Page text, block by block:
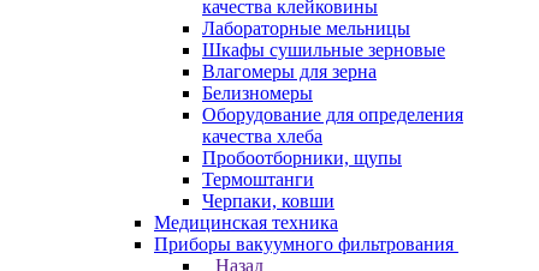
качества клейковины
Лабораторные мельницы
Шкафы сушильные зерновые
Влагомеры для зерна
Белизномеры
Оборудование для определения
качества хлеба
Пробоотборники, щупы
Термоштанги
Черпаки, ковши
Медицинская техника
Приборы вакуумного фильтрования
Назад